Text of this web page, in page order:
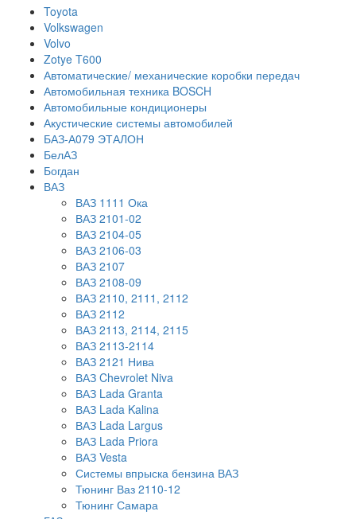
Toyota
Volkswagen
Volvo
Zotye T600
Автоматические/ механические коробки передач
Автомобильная техника BOSCH
Автомобильные кондиционеры
Акустические системы автомобилей
БАЗ-А079 ЭТАЛОН
БелАЗ
Богдан
ВАЗ
ВАЗ 1111 Ока
ВАЗ 2101-02
ВАЗ 2104-05
ВАЗ 2106-03
ВАЗ 2107
ВАЗ 2108-09
ВАЗ 2110, 2111, 2112
ВАЗ 2112
ВАЗ 2113, 2114, 2115
ВАЗ 2113-2114
ВАЗ 2121 Нива
ВАЗ Chevrolet Niva
ВАЗ Lada Granta
ВАЗ Lada Kalina
ВАЗ Lada Largus
ВАЗ Lada Priora
ВАЗ Vesta
Системы впрыска бензина ВАЗ
Тюнинг Ваз 2110-12
Тюнинг Самара